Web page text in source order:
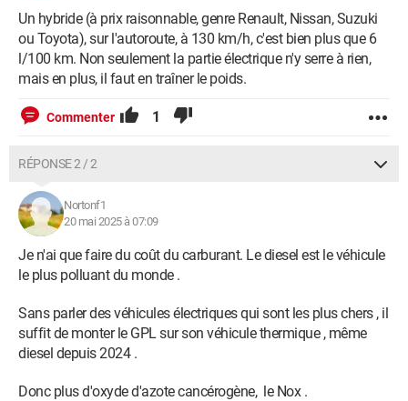
Un hybride (à prix raisonnable, genre Renault, Nissan, Suzuki
ou Toyota), sur l'autoroute, à 130 km/h, c'est bien plus que 6
l/100 km. Non seulement la partie électrique n'y serre à rien,
mais en plus, il faut en traîner le poids.
Commenter 1
RÉPONSE 2 / 2
Nortonf1
20 mai 2025 à 07:09
Je n'ai que faire du coût du carburant. Le diesel est le véhicule
le plus polluant du monde .
Sans parler des véhicules électriques qui sont les plus chers , il
suffit de monter le GPL sur son véhicule thermique , même
diesel depuis 2024 .
Donc plus d'oxyde d'azote cancérogène, le Nox .